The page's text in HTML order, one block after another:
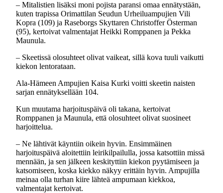
– Mitalistien lisäksi moni pojista paransi omaa ennätystään,
kuten trapissa Orimattilan Seudun Urheiluampujien Vili
Kopra (109) ja Raseborgs Skyttaren Christoffer Österman
(95), kertoivat valmentajat Heikki Romppanen ja Pekka
Maunula.
– Skeetissä olosuhteet olivat vaikeat, sillä kova tuuli vaikutti
kiekon lentorataan.
Ala-Hämeen Ampujien Kaisa Kurki voitti skeetin naisten
sarjan ennätyksellään 104.
Kun muutama harjoituspäivä oli takana, kertoivat
Romppanen ja Maunula, että olosuhteet olivat suosineet
harjoittelua.
– Ne lähtivät käyntiin oikein hyvin. Ensimmäinen
harjoituspäivä aloitettiin leirikilpailulla, jossa katsottiin missä
mennään, ja sen jälkeen keskityttiin kiekon pyytämiseen ja
katsomiseen, koska kiekko näkyy erittäin hyvin. Ampujilla
meinaa olla turhan kiire lähteä ampumaan kiekkoa,
valmentajat kertoivat.